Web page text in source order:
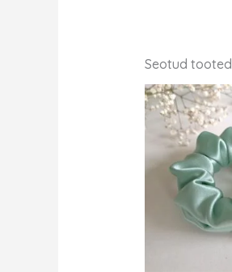
Seotud tooted